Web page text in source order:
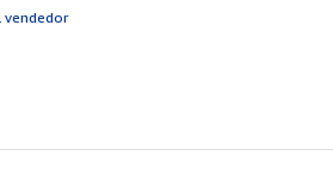
vendedor